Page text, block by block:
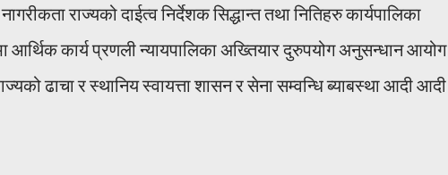
राज्यको दाईत्व निर्देशक सिद्धान्त तथा नितिहरु कार्यपालिका
आर्थिक कार्य प्रणली न्यायपालिका अख्तियार दुरुपयोग अनुसन्धान आयोग
ढाचा र स्थानिय स्वायत्ता शासन र सेना सम्वन्धि ब्याबस्था आदी आदी